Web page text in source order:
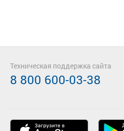
Техническая поддержка сайта
8 800 600-03-38